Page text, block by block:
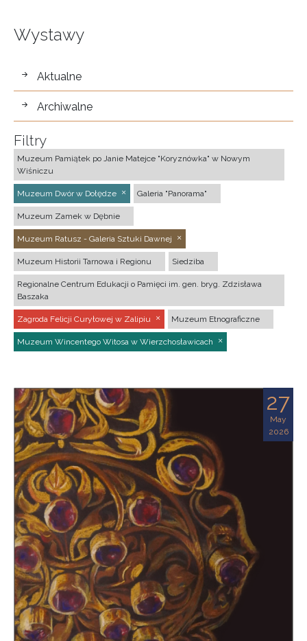
Wystawy
wystawy
Aktualne
Archiwalne
Filtry
Muzeum Pamiątek po Janie Matejce "Koryznówka" w Nowym
Wiśniczu
Muzeum Dwór w Dołędze Galeria "Panorama"
Muzeum Zamek w Dębnie
Muzeum Ratusz - Galeria Sztuki Dawnej
Muzeum Historii Tarnowa i Regionu Siedziba
Regionalne Centrum Edukacji o Pamięci im. gen. bryg. Zdzisława
Baszaka
Zagroda Felicji Curyłowej w Zalipiu Muzeum Etnograficzne
Muzeum Wincentego Witosa w Wierzchosławicach
27
May
2026